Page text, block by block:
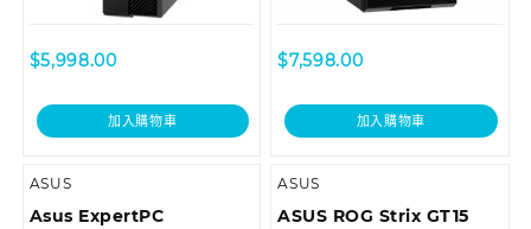
$5,998.00
加入購物車
$7,598.00
加入購物車
ASUS
Asus ExpertPC
ASUS
ASUS ROG Strix GT15